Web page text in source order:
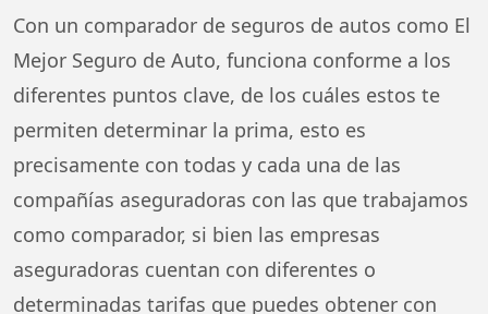
Con un comparador de seguros de autos como El
Mejor Seguro de Auto, funciona conforme a los
diferentes puntos clave, de los cuáles estos te
permiten determinar la prima, esto es
precisamente con todas y cada una de las
compañías aseguradoras con las que trabajamos
como comparador, si bien las empresas
aseguradoras cuentan con diferentes o
determinadas tarifas que puedes obtener con